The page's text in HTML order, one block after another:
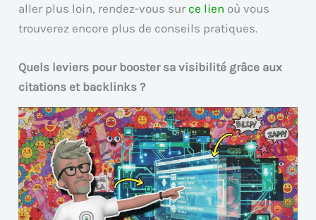
aller plus loin, rendez-vous surce lien où vous
trouverez encore plus de conseils pratiques.
Quels leviers pour booster sa visibilité grâce aux
citations et backlinks ?